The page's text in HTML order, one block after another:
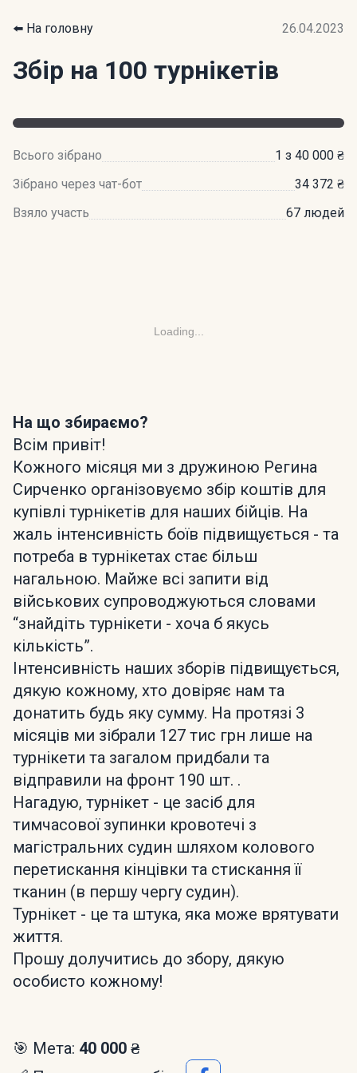
⬅️ На головну 26.04.2023
Збір на 100 турнікетів
Всього зібрано
1 з 40 000 ₴
Зібрано через чат-бот
34 372 ₴
Взяло участь
67 людей
Loading...
На що збираємо?
Всім привіт!
Кожного місяця ми з дружиною Регина
Сирченко організовуємо збір коштів для
купівлі турнікетів для наших бійців. На
жаль інтенсивність боїв підвищується - та
потреба в турнікетах стає більш
нагальною. Майже всі запити від
військових супроводжуються словами
“знайдіть турнікети - хоча б якусь
кількість”.
Інтенсивність наших зборів підвищується,
дякую кожному, хто довіряє нам та
донатить будь яку сумму. На протязі 3
місяців ми зібрали 127 тис грн лише на
турнікети та загалом придбали та
відправили на фронт 190 шт. .
Нагадую, турнікет - це засіб для
тимчасової зупинки кровотечі з
магістральних судин шляхом колового
перетискання кінцівки та стискання її
тканин (в першу чергу судин).
Турнікет - це та штука, яка може врятувати
життя.
Прошу долучитись до збору, дякую
особисто кожному!
🎯 Мета: 40 000 ₴